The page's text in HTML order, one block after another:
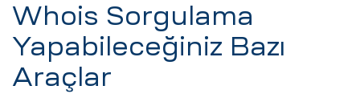
Whois Sorgulama
Yapabileceğiniz Bazı
Araçlar